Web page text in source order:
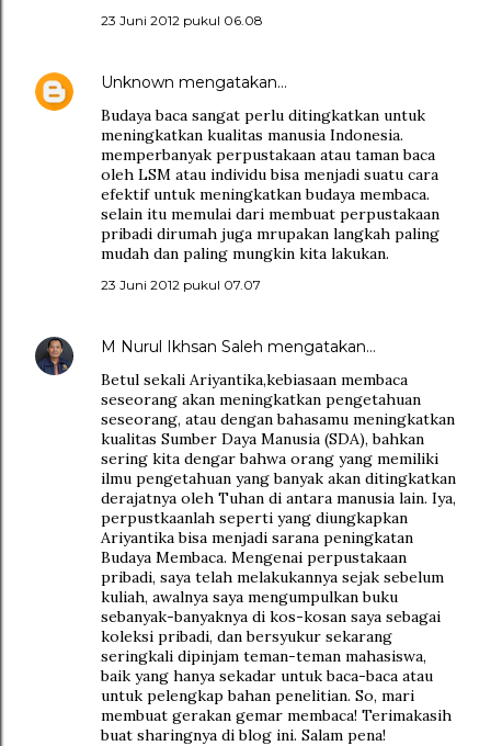
23 Juni 2012 pukul 06.08
Unknown mengatakan…
Budaya baca sangat perlu ditingkatkan untuk
meningkatkan kualitas manusia Indonesia.
memperbanyak perpustakaan atau taman baca
oleh LSM atau individu bisa menjadi suatu cara
efektif untuk meningkatkan budaya membaca.
selain itu memulai dari membuat perpustakaan
pribadi dirumah juga mrupakan langkah paling
mudah dan paling mungkin kita lakukan.
23 Juni 2012 pukul 07.07
M Nurul Ikhsan Saleh mengatakan…
Betul sekali Ariyantika,kebiasaan membaca
seseorang akan meningkatkan pengetahuan
seseorang, atau dengan bahasamu meningkatkan
kualitas Sumber Daya Manusia (SDA), bahkan
sering kita dengar bahwa orang yang memiliki
ilmu pengetahuan yang banyak akan ditingkatkan
derajatnya oleh Tuhan di antara manusia lain. Iya,
perpustkaanlah seperti yang diungkapkan
Ariyantika bisa menjadi sarana peningkatan
Budaya Membaca. Mengenai perpustakaan
pribadi, saya telah melakukannya sejak sebelum
kuliah, awalnya saya mengumpulkan buku
sebanyak-banyaknya di kos-kosan saya sebagai
koleksi pribadi, dan bersyukur sekarang
seringkali dipinjam teman-teman mahasiswa,
baik yang hanya sekadar untuk baca-baca atau
untuk pelengkap bahan penelitian. So, mari
membuat gerakan gemar membaca! Terimakasih
buat sharingnya di blog ini. Salam pena!